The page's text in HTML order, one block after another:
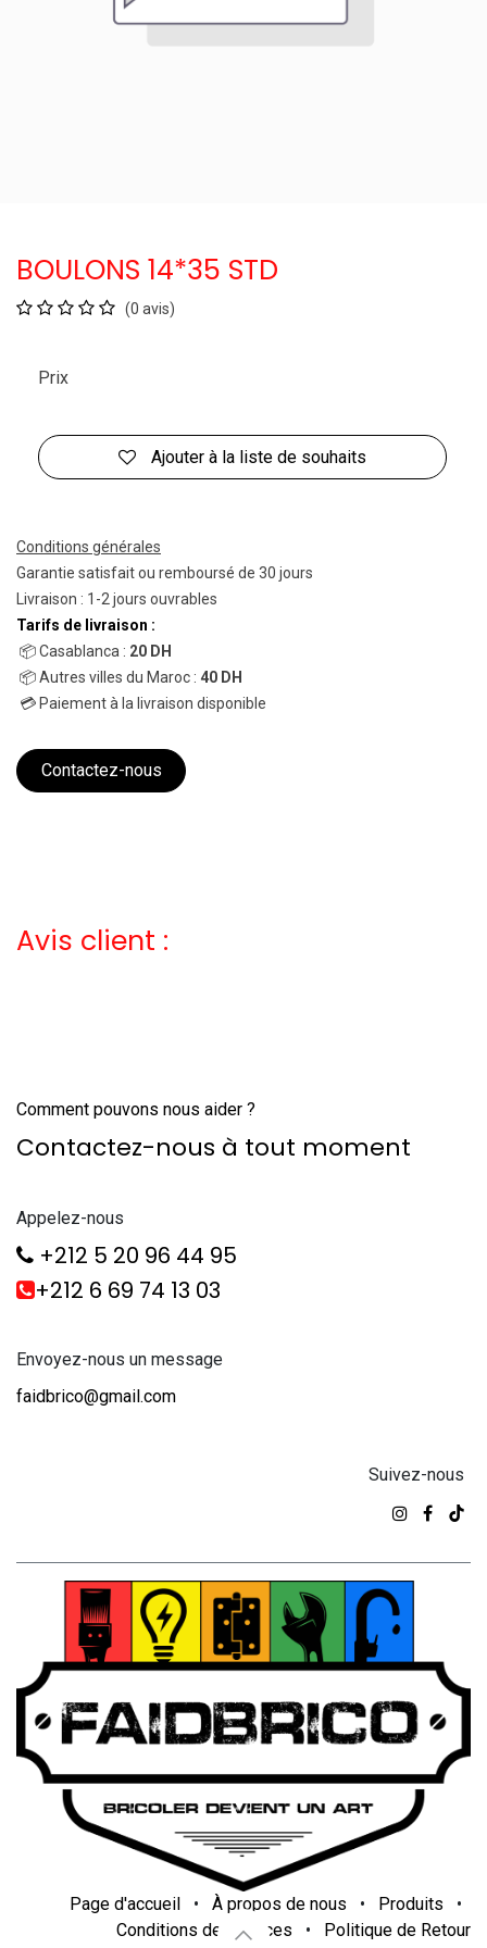
BOULONS 14*35 STD
(0 avis)
Ajouter à la liste de souhaits
Prix
Conditions générales
Garantie satisfait ou remboursé de 30 jours
Livraison : 1-2 jours ouvrables
Tarifs de livraison :
📦 Casablanca : 20 DH
📦 Autres villes du Maroc : 40 DH
💳 Paiement à la livraison disponible
Contactez-nous
Avis client :
Comment pouvons nous aider ?
Contactez-nous à tout moment
Appelez-nous
+212 5 20 96 44 95
+212 6 69 74 13 03
Envoyez-nous un message
faidbrico@gmail.com
Suivez-nous
Page d'accueil • À propos de nous • Produits
•
Conditions de services
• Politique de Retour